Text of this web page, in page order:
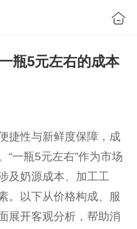
瓶5元左右的成本
性与新鲜度保障，成
“一瓶5元左右”作为市场
及奶源成本、加工工
。以下从价格构成、服
展开客观分析，帮助消